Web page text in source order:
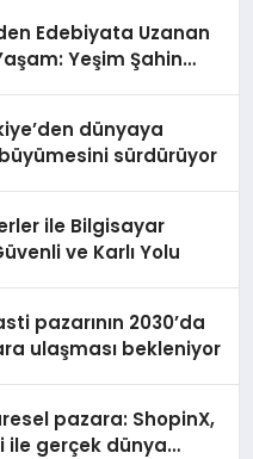
Edebiyata Uzanan
Yeşim Şahin
dünyaya
sürdürüyor
ile Bilgisayar
ve Karlı Yolu
pazarının 2030’da
ulaşması bekleniyor
pazara: ShopinX,
ile gerçek dünya